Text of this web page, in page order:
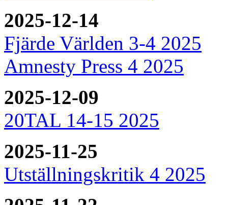
2025-12-14
Fjärde Världen 3-4 2025
Amnesty Press 4 2025
2025-12-09
20TAL 14-15 2025
2025-11-25
Utställningskritik 4 2025